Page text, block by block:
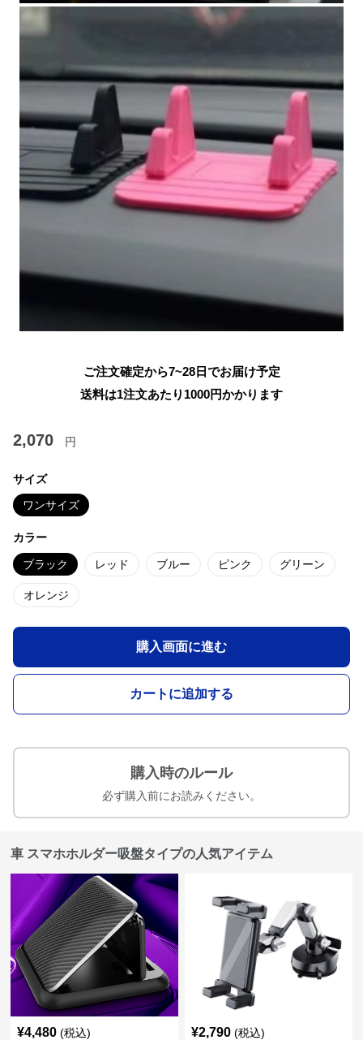
ご注文確定から7~28日でお届け予定
送料は1注文あたり 1000円かかります
2,070 円
サイズ
ワンサイズ
カラー
ブラック レッド ブルー ピンク グリーン
オレンジ
購入画面に進む
カートに追加する
購入時のルール
必ず購入前にお読みください。
車 スマホホルダー吸盤タイプの人気アイテム
¥4,480 (税込) ¥2,790 (税込)